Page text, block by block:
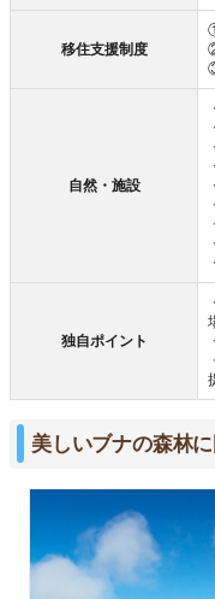
移住支援制度
自然・施設
独自ポイント
美しいブナの森林